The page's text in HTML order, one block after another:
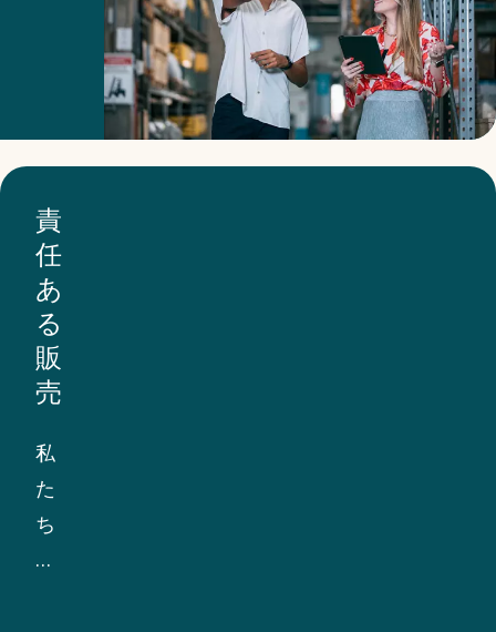
基
準
に
署
名
す
る
る
う
に、
リ
ス
ク
に
基
づ
く
責
任
あ
る
販
売
私
た
ち
は